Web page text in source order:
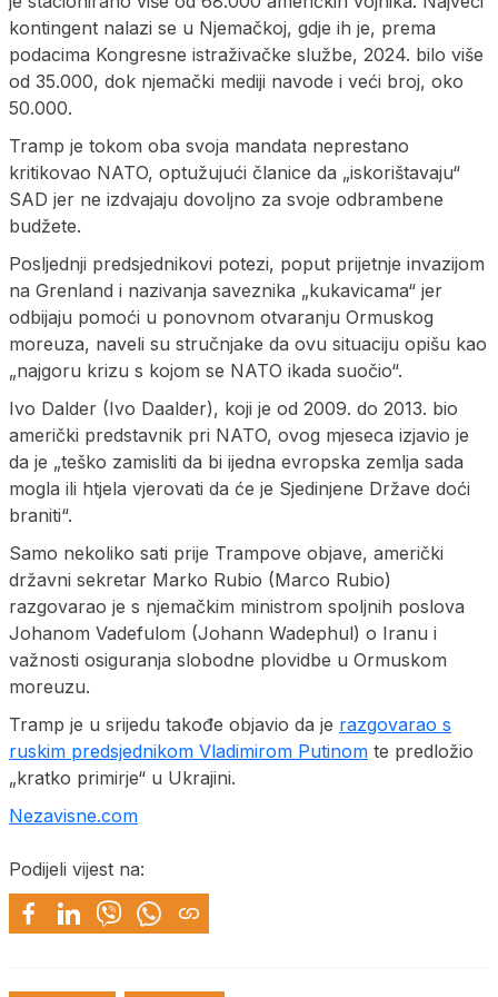
kontingent nalazi se u Njemačkoj, gdje ih je, prema
podacima Kongresne istraživačke službe, 2024. bilo više
od 35.000, dok njemački mediji navode i veći broj, oko
50.000.
Tramp je tokom oba svoja mandata neprestano
kritikovao NATO, optužujući članice da „iskorištavaju“
SAD jer ne izdvajaju dovoljno za svoje odbrambene
budžete.
Posljednji predsjednikovi potezi, poput prijetnje invazijom
na Grenland i nazivanja saveznika „kukavicama“ jer
odbijaju pomoći u ponovnom otvaranju Ormuskog
moreuza, naveli su stručnjake da ovu situaciju opišu kao
„najgoru krizu s kojom se NATO ikada suočio“.
Ivo Dalder (Ivo Daalder), koji je od 2009. do 2013. bio
američki predstavnik pri NATO, ovog mjeseca izjavio je
da je „teško zamisliti da bi ijedna evropska zemlja sada
mogla ili htjela vjerovati da će je Sjedinjene Države doći
braniti“.
Samo nekoliko sati prije Trampove objave, američki
državni sekretar Marko Rubio (Marco Rubio)
razgovarao je s njemačkim ministrom spoljnih poslova
Johanom Vadefulom (Johann Wadephul) o Iranu i
važnosti osiguranja slobodne plovidbe u Ormuskom
moreuzu.
Tramp je u srijedu takođe objavio da je razgovarao s
ruskim predsjednikom Vladimirom Putinom te predložio
„kratko primirje“ u Ukrajini.
Nezavisne.com
Podijeli vijest na: